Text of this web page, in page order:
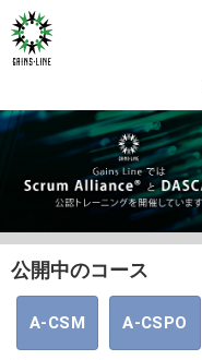
公開中のコース
A-CSM A-CSPO